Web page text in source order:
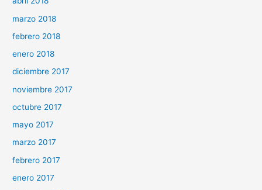
marzo 2018
febrero 2018
enero 2018
diciembre 2017
noviembre 2017
octubre 2017
mayo 2017
marzo 2017
febrero 2017
enero 2017